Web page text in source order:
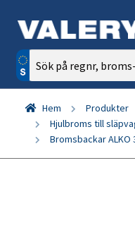
Sök
efter:
Hem Produkter
Hjulbroms till
Bromsbackar ALKO